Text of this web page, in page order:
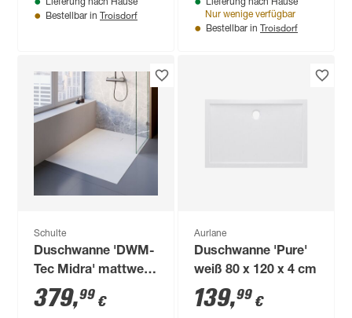
Lieferung nach Hause
Bestellbar in Troisdorf
Lieferung nach Hause
Nur wenige verfügbar
Bestellbar in Troisdorf
Schulte
Duschwanne 'DWM-
Tec Midra' mattweiß
mit Steinstruktur 90
x 140 cm
379,99 €
Aurlane
Duschwanne 'Pure'
weiß 80 x 120 x 4 cm
139,99 €